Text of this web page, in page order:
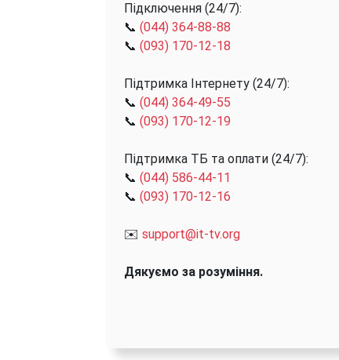
Підключення (24/7):
📞 (044) 364-88-88
📞 (093) 170-12-18
Підтримка Інтернету (24/7):
📞 (044) 364-49-55
📞 (093) 170-12-19
Підтримка ТБ та оплати (24/7):
📞 (044) 586-44-11
📞 (093) 170-12-16
✉️ support@it-tv.org
Дякуємо за розуміння.